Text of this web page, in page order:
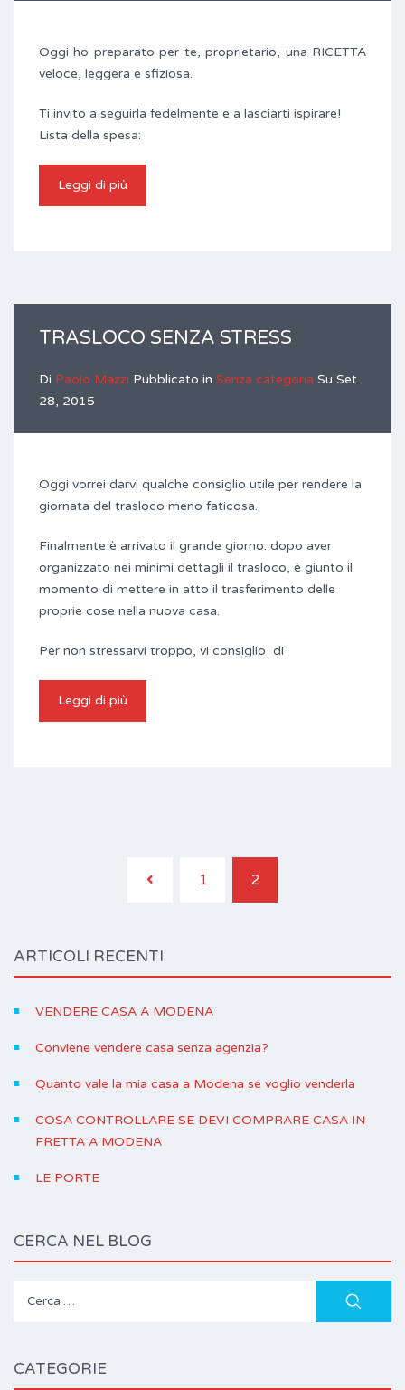
Oggi ho preparato per te, proprietario, una RICETTA
veloce, leggera e sfiziosa.
Ti invito a seguirla fedelmente e a lasciarti ispirare!
Lista della spesa:
Leggi di più
TRASLOCO SENZA STRESS
Di Paolo Mazzi Pubblicato in Senza categoria Su Set
28, 2015
Oggi vorrei darvi qualche consiglio utile per rendere la
giornata del trasloco meno faticosa.
Finalmente è arrivato il grande giorno: dopo aver
organizzato nei minimi dettagli il trasloco, è giunto il
momento di mettere in atto il trasferimento delle
proprie cose nella nuova casa.
Per non stressarvi troppo, vi consiglio di
Leggi di più
1 2
ARTICOLI RECENTI
VENDERE CASA A MODENA
Conviene vendere casa senza agenzia?
Quanto vale la mia casa a Modena se voglio venderla
COSA CONTROLLARE SE DEVI COMPRARE CASA IN
FRETTA A MODENA
LE PORTE
CERCA NEL BLOG
Ricerca
CATEGORIE